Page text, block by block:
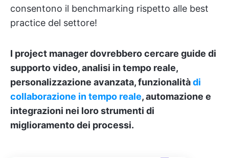
consentono il benchmarking rispetto alle best
practice del settore!
I project manager dovrebbero cercare guide di
supporto video, analisi in tempo reale,
personalizzazione avanzata, funzionalitàdi
collaborazione in tempo reale, automazione e
integrazioni nei loro strumenti di
miglioramento dei processi.